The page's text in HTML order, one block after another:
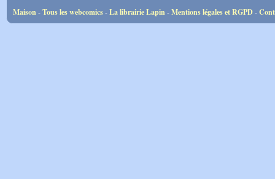
Maison-Tous les webcomics-La librairie Lapin-Mentions légales et RGPD-